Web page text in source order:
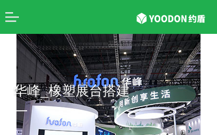
华峰_橡塑展台搭建